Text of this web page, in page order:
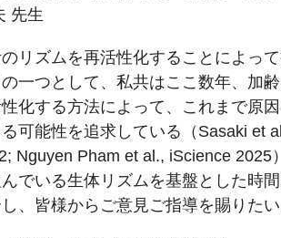
先生
リズムを再活性化することによっ
一つとして、私共はここ数年、加
化する方法によって、これまで原
可能性を追求している（Sasaki et
Nguyen Pham et al., iScience
でいる生体リズムを基盤とした時
、皆様からご意見ご指導を賜りたい